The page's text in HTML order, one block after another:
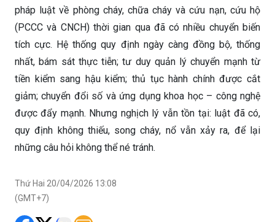
pháp luật về phòng cháy, chữa cháy và cứu nạn, cứu hộ
(PCCC và CNCH) thời gian qua đã có nhiều chuyển biến
tích cực. Hệ thống quy định ngày càng đồng bộ, thống
nhất, bám sát thực tiễn; tư duy quản lý chuyển mạnh từ
tiền kiểm sang hậu kiểm; thủ tục hành chính được cắt
giảm; chuyển đổi số và ứng dụng khoa học – công nghệ
được đẩy mạnh. Nhưng nghịch lý vẫn tồn tại: luật đã có,
quy định không thiếu, song cháy, nổ vẫn xảy ra, để lại
những câu hỏi không thể né tránh.
Thứ Hai 20/04/2026 13:08
(GMT+7)